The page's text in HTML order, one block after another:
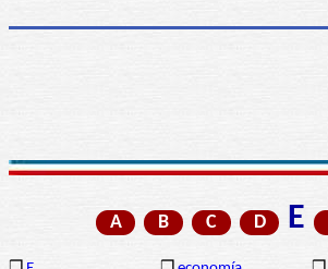
A B C D E